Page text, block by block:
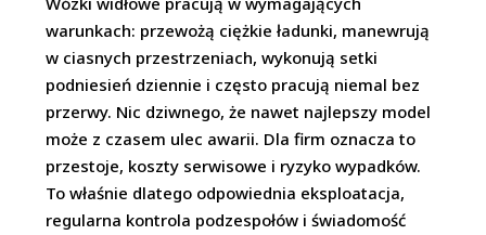
warunkach: przewożą ciężkie ładunki, manewrują
w ciasnych przestrzeniach, wykonują setki
podniesień dziennie i często pracują niemal bez
przerwy. Nic dziwnego, że nawet najlepszy model
może z czasem ulec awarii. Dla firm oznacza to
przestoje, koszty serwisowe i ryzyko wypadków.
To właśnie dlatego odpowiednia eksploatacja,
regularna kontrola podzespołów i świadomość